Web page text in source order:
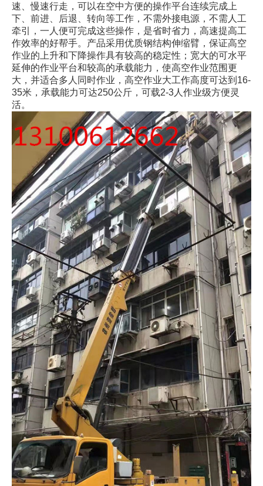
速、慢速行走，可以在空中方便的操作平台连续完成上
下、前进、后退、转向等工作，不需外接电源，不需人工
牵引，一人便可完成这些操作，是省时省力，高速提高工
作效率的好帮手。产品采用优质钢结构伸缩臂，保证高空
作业的上升和下降操作具有较高的稳定性；宽大的可水平
延伸的作业平台和较高的承载能力，使高空作业范围更
大，并适合多人同时作业，高空作业大工作高度可达到16-
35米，承载能力可达250公斤，可载2-3人作业级方便灵
活。